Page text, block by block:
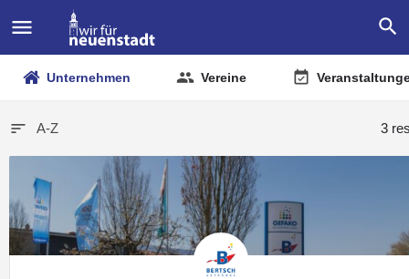
Unternehmen Vereine
A-Z 3